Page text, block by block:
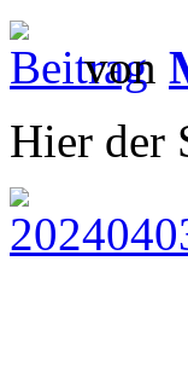
von
Hier der